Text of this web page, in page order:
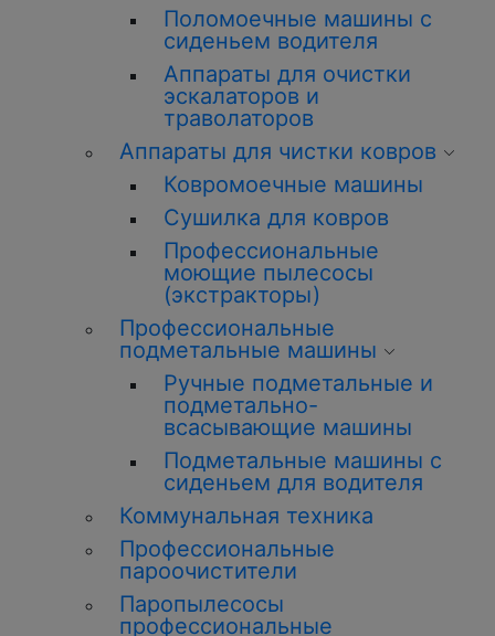
Поломоечные машины с
сиденьем водителя
Аппараты для очистки
эскалаторов и
траволаторов
Аппараты для чистки ковров
Ковромоечные машины
Сушилка для ковров
Профессиональные
моющие пылесосы
(экстракторы)
Профессиональные
подметальные машины
Ручные подметальные и
подметально-
всасывающие машины
Подметальные машины с
сиденьем для водителя
Коммунальная техника
Профессиональные
пароочистители
Паропылесосы
профессиональные